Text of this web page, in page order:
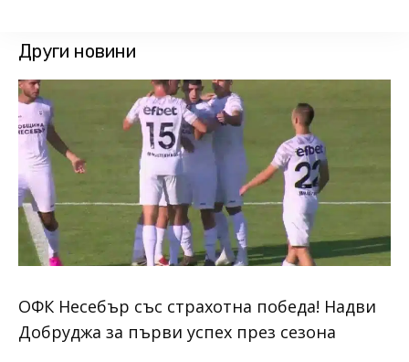
Други новини
ОФК Несебър със страхотна победа! Надви
Добруджа за първи успех през сезона